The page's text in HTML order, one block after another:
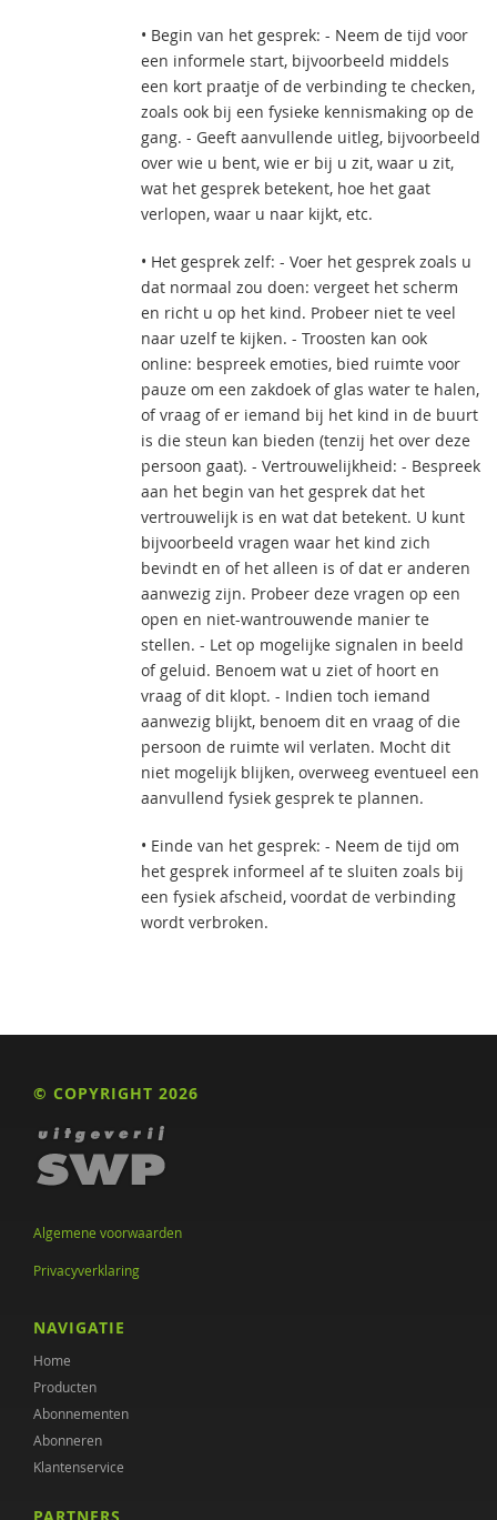
• Begin van het gesprek: - Neem de tijd voor
een informele start, bijvoorbeeld middels
een kort praatje of de verbinding te checken,
zoals ook bij een fysieke kennismaking op de
gang. - Geeft aanvullende uitleg, bijvoorbeeld
over wie u bent, wie er bij u zit, waar u zit,
wat het gesprek betekent, hoe het gaat
verlopen, waar u naar kijkt, etc.
• Het gesprek zelf: - Voer het gesprek zoals u
dat normaal zou doen: vergeet het scherm
en richt u op het kind. Probeer niet te veel
naar uzelf te kijken. - Troosten kan ook
online: bespreek emoties, bied ruimte voor
pauze om een zakdoek of glas water te halen,
of vraag of er iemand bij het kind in de buurt
is die steun kan bieden (tenzij het over deze
persoon gaat). - Vertrouwelijkheid: - Bespreek
aan het begin van het gesprek dat het
vertrouwelijk is en wat dat betekent. U kunt
bijvoorbeeld vragen waar het kind zich
bevindt en of het alleen is of dat er anderen
aanwezig zijn. Probeer deze vragen op een
open en niet-wantrouwende manier te
stellen. - Let op mogelijke signalen in beeld
of geluid. Benoem wat u ziet of hoort en
vraag of dit klopt. - Indien toch iemand
aanwezig blijkt, benoem dit en vraag of die
persoon de ruimte wil verlaten. Mocht dit
niet mogelijk blijken, overweeg eventueel een
aanvullend fysiek gesprek te plannen.
• Einde van het gesprek: - Neem de tijd om
het gesprek informeel af te sluiten zoals bij
een fysiek afscheid, voordat de verbinding
wordt verbroken.
© COPYRIGHT 2026
Algemene voorwaarden
Privacyverklaring
NAVIGATIE
Home
Producten
Abonnementen
Abonneren
Klantenservice